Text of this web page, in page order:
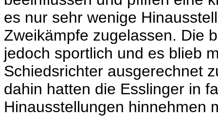
es nur sehr wenige
Zweikämpfe zugelassen. Die
jedoch sportlich und es blieb
Schiedsrichter ausgerechnet
dahin hatten die Esslinger in
Hinausstellungen hinnehmen